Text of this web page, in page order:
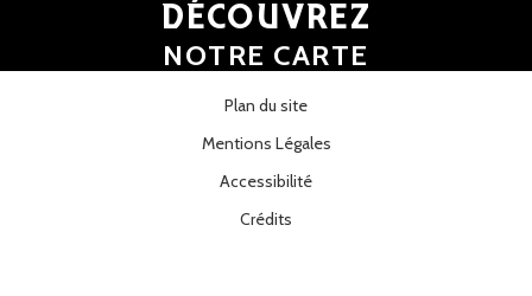
DÉCOUVREZ
NOTRE CARTE
Plan du site
Mentions Légales
Accessibilité
Crédits